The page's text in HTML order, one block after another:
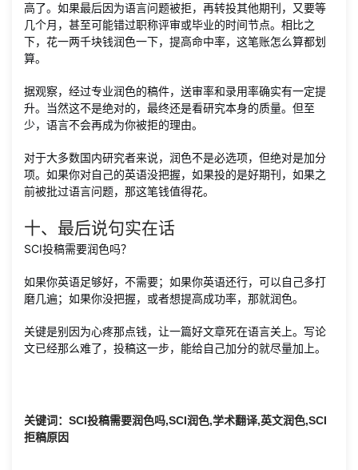
高了。如果最后因为语言问题被拒，再转投其他期刊，又要等
几个月，甚至可能错过职称评审或毕业的时间节点。相比之
下，花一两千块钱润色一下，提高命中率，这笔账怎么算都划
算。
据观察，经过专业润色的稿件，送审率和录用率确实有一定提
升。当然这不是绝对的，最终还是看研究本身的质量。但至
少，语言不会再成为你被拒的理由。
对于大多数国内研究者来说，润色不是必选项，但绝对是加分
项。如果你对自己的英语没把握，如果投的是好期刊，如果之
前被批过语言问题，那这笔钱值得花。
十、最后说句实在话
SCI投稿需要润色吗？
如果你英语足够好，不需要；如果你英语还行，可以自己多打
磨几遍；如果你没把握，或者想提高成功率，那就润色。
关键是别因为心疼那点钱，让一篇好文章死在语言关上。写论
文已经那么难了，投稿这一步，能给自己加分的就尽量加上。
关键词：SCI投稿需要润色吗,SCI润色,学术翻译,英文润色,SCI
拒稿原因